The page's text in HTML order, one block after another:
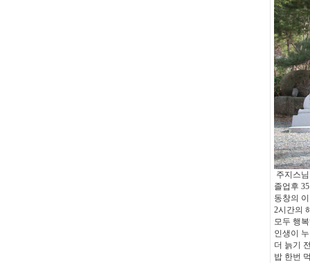
주지스
졸업후
동창의
2시간의
모두 행
인생이
더 늙기
밥 한번